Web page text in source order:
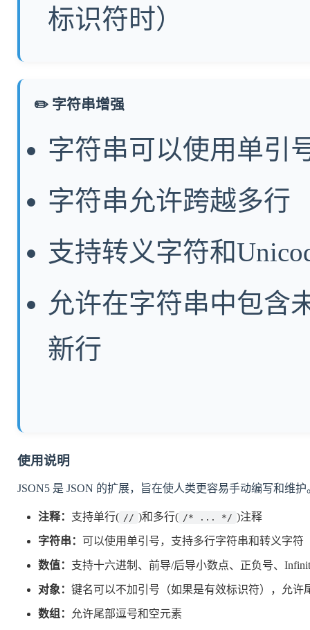
标识符时）
✏️ 字符串增强
字符串可以使用单引
字符串允许跨越多行
支持转义字符和
允许在字符串中包含
新行
使用说明
JSON5 是 JSON 的扩展，旨在使人类更容易手动编写和维
注释： 支持单行( // )和多行( /* ... */ )注释
字符串： 可以使用单引号，支持多行字符串和转义字符
数值： 支持十六进制、前导/后导小数点、正负号、
对象： 键名可以不加引号（如果是有效标识符），允许
数组： 允许尾部逗号和空元素